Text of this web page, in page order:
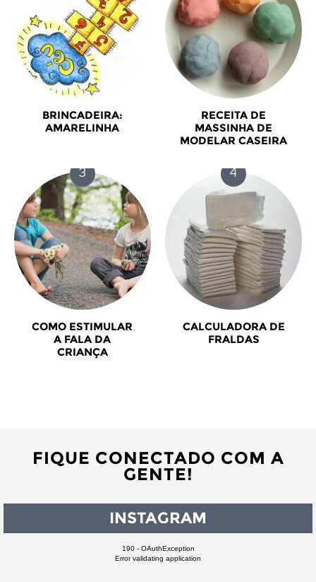
BRINCADEIRA:
AMARELINHA
RECEITA DE
MASSINHA DE
MODELAR CASEIRA
COMO ESTIMULAR
A FALA DA
CRIANÇA
CALCULADORA DE
FRALDAS
FIQUE CONECTADO COM A
GENTE!
INSTAGRAM
190 - OAuthException
Error validating application